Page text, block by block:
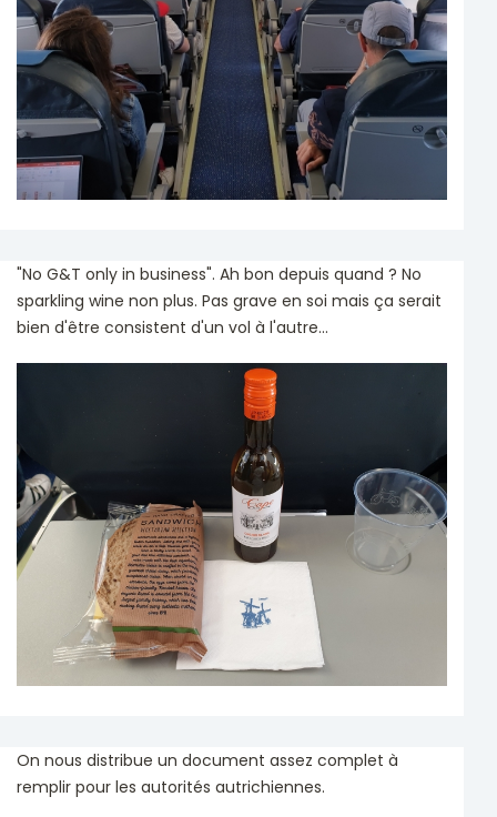
"No G&T only in business". Ah bon depuis quand ? No
sparkling wine non plus. Pas grave en soi mais ça serait
bien d'être consistent d'un vol à l'autre...
On nous distribue un document assez complet à
remplir pour les autorités autrichiennes.